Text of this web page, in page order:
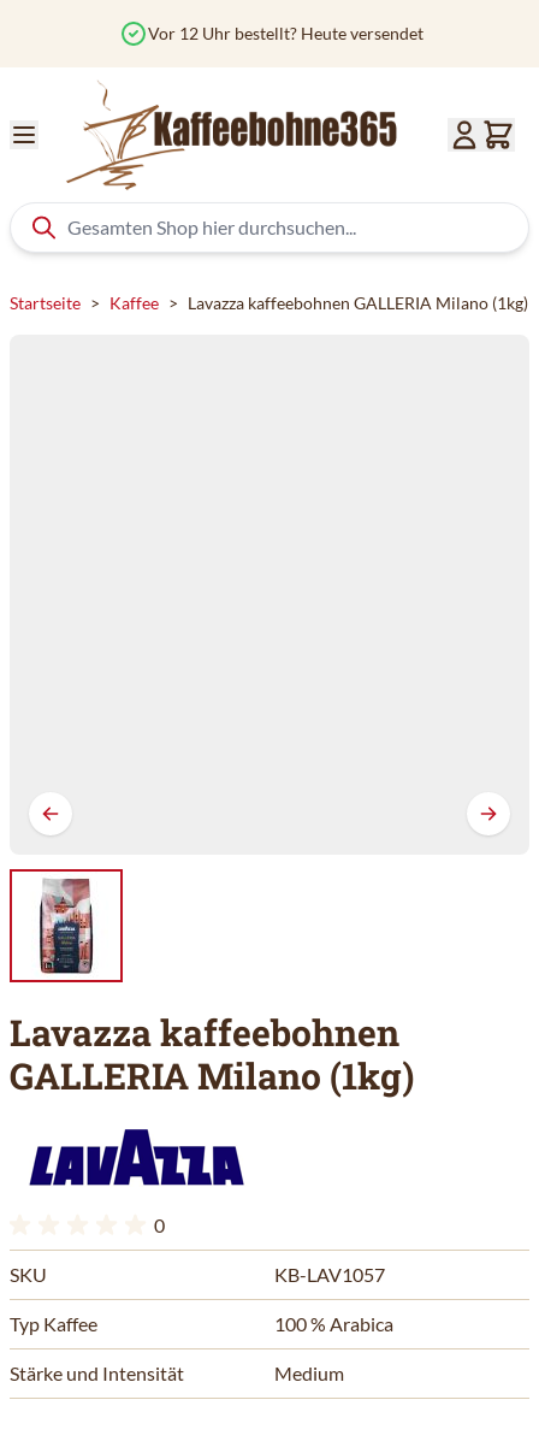
Vor 12 Uhr bestellt? Heute versendet
Startseite > Kaffee > Lavazza kaffeebohnen GALLERIA Milano (1kg)
Lavazza kaffeebohnen
GALLERIA Milano (1kg)
0
SKU KB-LAV1057
Typ Kaffee 100 % Arabica
Stärke und Intensität Medium